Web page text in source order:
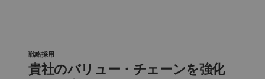
貴社のバリュー・チェーンを強化
戦略採用